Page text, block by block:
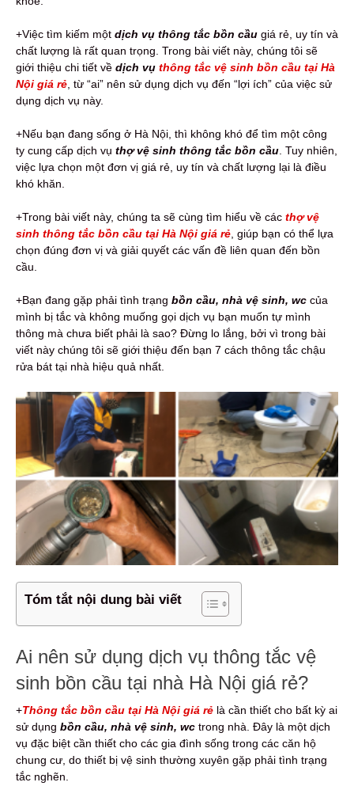
+Việc tìm kiếm một dịch vụ thông tắc bồn cầu giá rẻ, uy tín và
chất lượng là rất quan trọng. Trong bài viết này, chúng tôi sẽ
giới thiệu chi tiết về dịch vụ thông tắc vệ sinh bồn cầu tại Hà
Nội giá rẻ , từ “ai” nên sử dụng dịch vụ đến “lợi ích” của việc sử
dụng dịch vụ này.
+Nếu bạn đang sống ở Hà Nội, thì không khó để tìm một công
ty cung cấp dịch vụ thợ vệ sinh thông tắc bồn cầu . Tuy nhiên,
việc lựa chọn một đơn vị giá rẻ, uy tín và chất lượng lại là điều
khó khăn.
+Trong bài viết này, chúng ta sẽ cùng tìm hiểu về các thợ vệ
sinh thông tắc bồn cầu tại Hà Nội giá rẻ , giúp bạn có thể lựa
chọn đúng đơn vị và giải quyết các vấn đề liên quan đến bồn
cầu.
+Bạn đang gặp phải tình trạng bồn cầu, nhà vệ sinh, wc của
mình bị tắc và không muống gọi dịch vụ bạn muốn tự mình
thông mà chưa biết phải là sao? Đừng lo lắng, bởi vì trong bài
viết này chúng tôi sẽ giới thiệu đến bạn 7 cách thông tắc chậu
rửa bát tại nhà hiệu quả nhất.
Tóm tắt nội dung bài viết
Ai nên sử dụng dịch vụ thông tắc vệ
sinh bồn cầu tại nhà Hà Nội giá rẻ?
+Thông tắc bồn cầu tại Hà Nội giá rẻ là cần thiết cho bất kỳ ai
sử dụng bồn cầu, nhà vệ sinh, wc trong nhà. Đây là một dịch
vụ đặc biệt cần thiết cho các gia đình sống trong các căn hộ
chung cư, do thiết bị vệ sinh thường xuyên gặp phải tình trạng
tắc nghẽn.